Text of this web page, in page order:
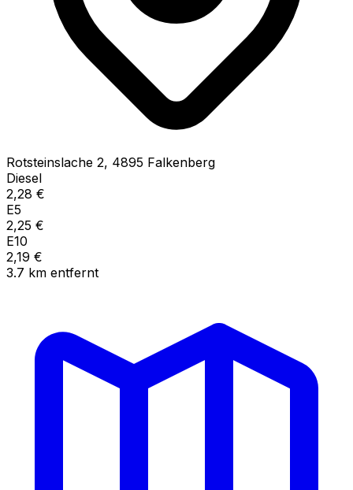
Rotsteinslache 2, 4895 Falkenberg
Diesel
2,28 €
E5
2,25 €
E10
2,19 €
3.7 km entfernt